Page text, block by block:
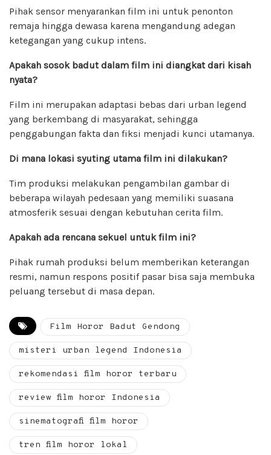
Pihak sensor menyarankan film ini untuk penonton
remaja hingga dewasa karena mengandung adegan
ketegangan yang cukup intens.
Apakah sosok badut dalam film ini diangkat dari kisah
nyata?
Film ini merupakan adaptasi bebas dari urban legend
yang berkembang di masyarakat, sehingga
penggabungan fakta dan fiksi menjadi kunci utamanya.
Di mana lokasi syuting utama film ini dilakukan?
Tim produksi melakukan pengambilan gambar di
beberapa wilayah pedesaan yang memiliki suasana
atmosferik sesuai dengan kebutuhan cerita film.
Apakah ada rencana sekuel untuk film ini?
Pihak rumah produksi belum memberikan keterangan
resmi, namun respons positif pasar bisa saja membuka
peluang tersebut di masa depan.
Film Horor Badut Gendong
misteri urban legend Indonesia
rekomendasi film horor terbaru
review film horor Indonesia
sinematografi film horor
tren film horor lokal